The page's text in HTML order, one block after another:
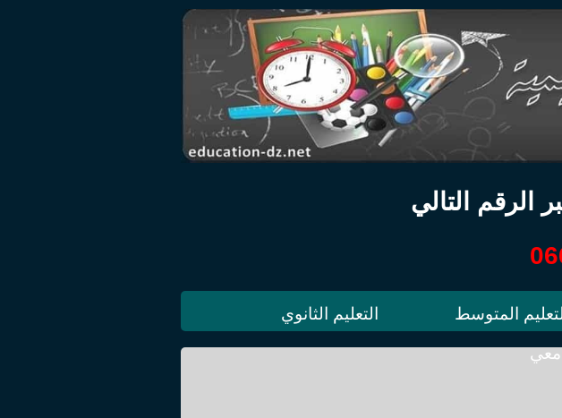
الرقم التالي
المتوسط التعليم الثانوي